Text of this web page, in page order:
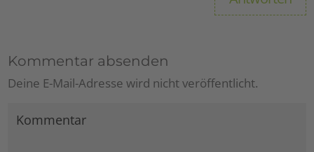
Kommentar absenden
Deine E-Mail-Adresse wird nicht veröffentlicht.